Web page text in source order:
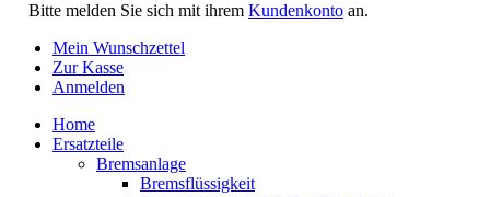
Bitte melden Sie sich mit ihrem Kundenkonto an.
Mein Wunschzettel
Zur Kasse
Anmelden
Home
Ersatzteile
Bremsanlage
Bremsflüssigkeit